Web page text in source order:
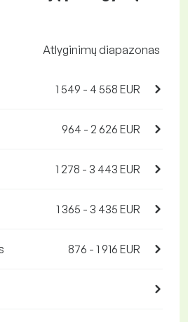
Atlyginimų diapazonas
1 549 - 4 558 EUR
964 - 2 626 EUR
1 278 - 3 443 EUR
1 365 - 3 435 EUR
876 - 1 916 EUR